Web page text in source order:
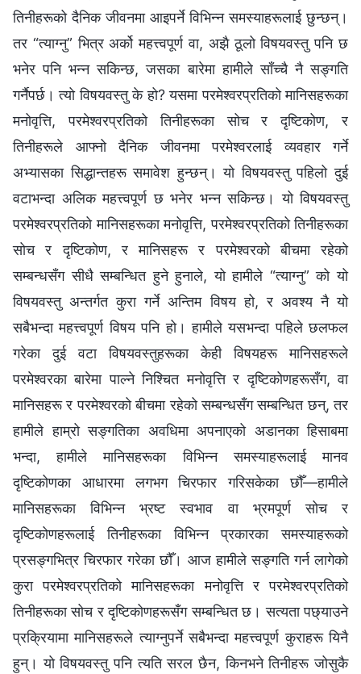
तिनीहरूको दैनिक जीवनमा आइपर्ने विभिन्‍न समस्याहरूलाई छुन्छन्।
तर “त्याग्‍नु” भित्र अर्को महत्त्वपूर्ण वा, अझै ठूलो विषयवस्तु पनि छ
भनेर पनि भन्‍न सकिन्छ, जसका बारेमा हामीले साँच्‍चै नै सङ्गति
गर्नैपर्छ। त्यो विषयवस्तु के हो? यसमा परमेश्‍वरप्रतिको मानिसहरूका
मनोवृत्ति, परमेश्‍वरप्रतिको तिनीहरूका सोच र दृष्टिकोण, र
तिनीहरूले आफ्नो दैनिक जीवनमा परमेश्‍वरलाई व्यवहार गर्ने
अभ्यासका सिद्धान्तहरू समावेश हुन्छन्। यो विषयवस्तु पहिलो दुई
वटाभन्दा अलिक महत्त्वपूर्ण छ भनेर भन्‍न सकिन्छ। यो विषयवस्तु
परमेश्‍वरप्रतिको मानिसहरूका मनोवृत्ति, परमेश्‍वरप्रतिको तिनीहरूका
सोच र दृष्टिकोण, र मानिसहरू र परमेश्‍वरको बीचमा रहेको
सम्बन्धसँग सीधै सम्बन्धित हुने हुनाले, यो हामीले “त्याग्‍नु” को यो
विषयवस्तु अन्तर्गत कुरा गर्ने अन्तिम विषय हो, र अवश्य नै यो
सबैभन्दा महत्त्वपूर्ण विषय पनि हो। हामीले यसभन्दा पहिले छलफल
गरेका दुई वटा विषयवस्तुहरूका केही विषयहरू मानिसहरूले
परमेश्‍वरका बारेमा पाल्ने निश्‍चित मनोवृत्ति र दृष्टिकोणहरूसँग, वा
मानिसहरू र परमेश्‍वरको बीचमा रहेको सम्बन्धसँग सम्बन्धित छन्, तर
हामीले हाम्रो सङ्गतिका अवधिमा अपनाएको अडानका हिसाबमा
भन्दा, हामीले मानिसहरूका विभिन्‍न समस्याहरूलाई मानव
दृष्टिकोणका आधारमा लगभग चिरफार गरिसकेका छौँ—हामीले
मानिसहरूका विभिन्‍न भ्रष्ट स्वभाव वा भ्रमपूर्ण सोच र
दृष्टिकोणहरूलाई तिनीहरूका विभिन्‍न प्रकारका समस्याहरूको
प्रसङ्गभित्र चिरफार गरेका छौँ। आज हामीले सङ्गति गर्न लागेको
कुरा परमेश्‍वरप्रतिको मानिसहरूका मनोवृत्ति र परमेश्‍वरप्रतिको
तिनीहरूका सोच र दृष्टिकोणहरूसँग सम्बन्धित छ। सत्यता पछ्याउने
प्रक्रियामा मानिसहरूले त्याग्‍नुपर्ने सबैभन्दा महत्त्वपूर्ण कुराहरू यिनै
हुन्। यो विषयवस्तु पनि त्यति सरल छैन, किनभने तिनीहरू जोसुकै